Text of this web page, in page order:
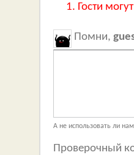
Гости
Помни,
А не использовать ли нам
Проверочный